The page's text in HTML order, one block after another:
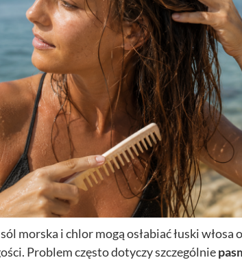
morska i chlor mogą osłabiać łuski włosa
Problem często dotyczy szczególnie